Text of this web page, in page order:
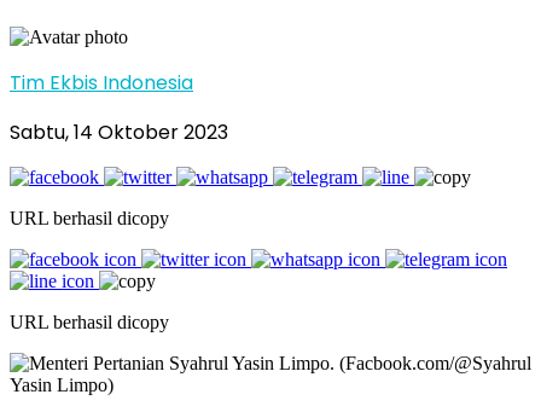
Tim Ekbis Indonesia
Sabtu, 14 Oktober 2023
URL berhasil dicopy
URL berhasil dicopy